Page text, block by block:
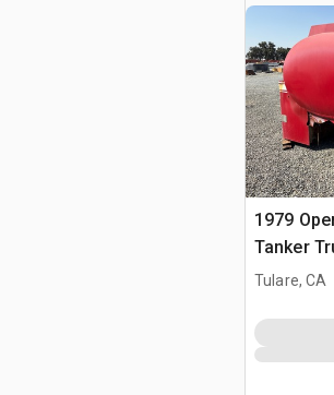
1979
Tanker
Tulare, CA